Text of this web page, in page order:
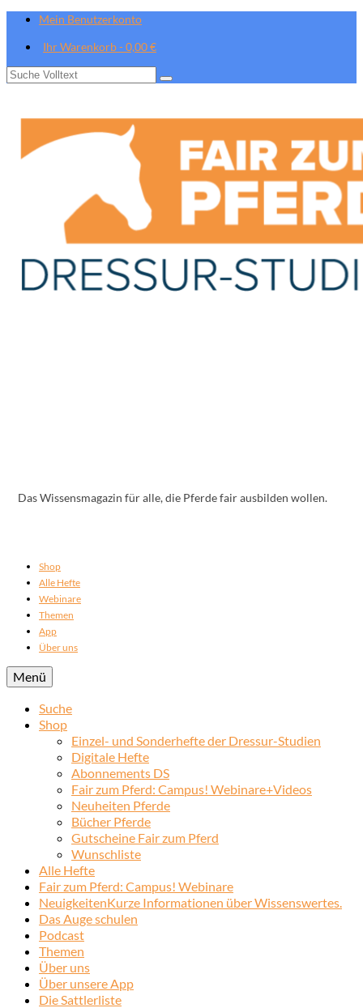
Mein Benutzerkonto
Ihr Warenkorb-0,00€
Suche
Das Wissensmagazin für alle, die Pferde fair ausbilden wollen.
Shop
Alle Hefte
Webinare
Themen
App
Über uns
Menü
Suche
Shop
Einzel- und Sonderhefte der Dressur-Studien
Digitale Hefte
Abonnements DS
Fair zum Pferd: Campus! Webinare+Videos
Neuheiten Pferde
Bücher Pferde
Gutscheine Fair zum Pferd
Wunschliste
Alle Hefte
Fair zum Pferd: Campus! Webinare
NeuigkeitenKurze Informationen über Wissenswertes.
Das Auge schulen
Podcast
Themen
Über uns
Über unsere App
Die Sattlerliste